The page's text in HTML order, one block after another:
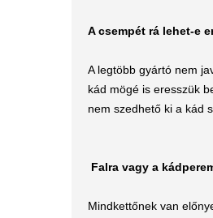
A csempét rá lehet-e
A legtöbb gyártó nem
kád mögé is eresszük
nem szedhető ki a kád
Falra vagy a
Mindkettőnek van